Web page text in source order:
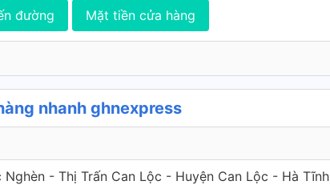
đường Mặt tiền cửa hàng
nhanh ghnexpress
Nghèn - Thị Trấn Can Lộc - Huyện Can Lộc - Hà Tĩnh